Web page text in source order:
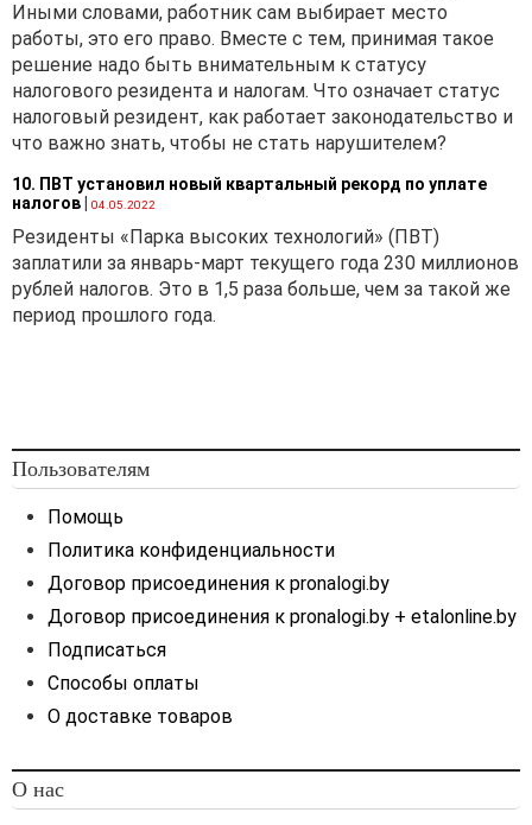
Иными словами, работник сам выбирает место
работы, это его право. Вместе с тем, принимая такое
решение надо быть внимательным к статусу
налогового резидента и налогам. Что означает статус
налоговый резидент, как работает законодательство и
что важно знать, чтобы не стать нарушителем?
10. ПВТ установил новый квартальный рекорд по уплате
налогов
04.05.2022
Резиденты «Парка высоких технологий» (ПВТ)
заплатили за январь-март текущего года 230 миллионов
рублей налогов. Это в 1,5 раза больше, чем за такой же
период прошлого года.
Пользователям
Помощь
Политика конфиденциальности
Договор присоединения к pronalogi.by
Договор присоединения к pronalogi.by + etalonline.by
Подписаться
Способы оплаты
О доставке товаров
О нас